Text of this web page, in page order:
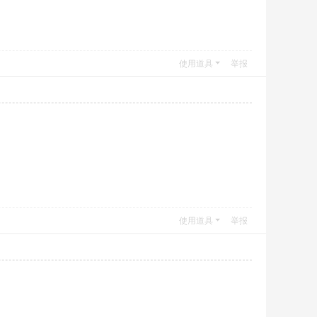
使用道具 举报
使用道具
举报